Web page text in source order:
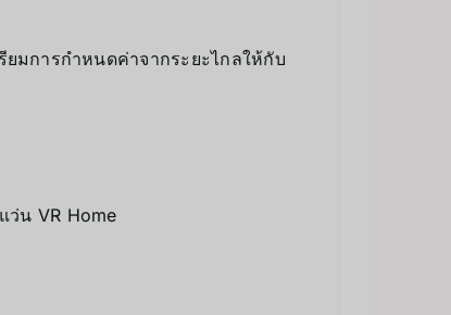
มการกำหนดค่าจากระยะไกลให้กับ
ว่น VR Home